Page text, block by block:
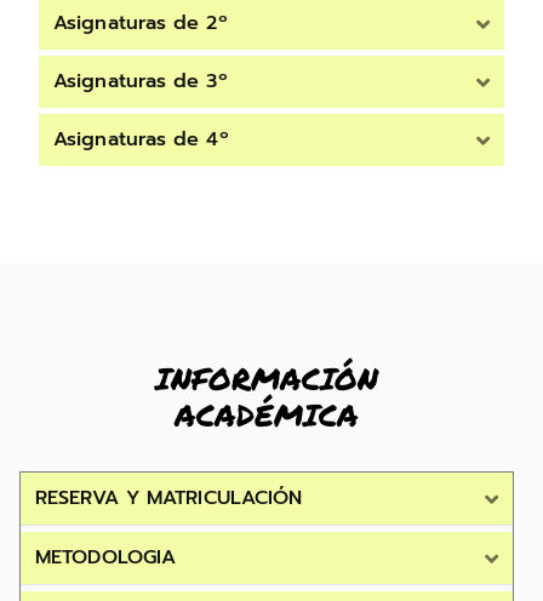
Asignaturas de 2º
Asignaturas de 3º
Asignaturas de 4º
INFORMACIÓN
ACADÉMICA
RESERVA Y MATRICULACIÓN
METODOLOGIA